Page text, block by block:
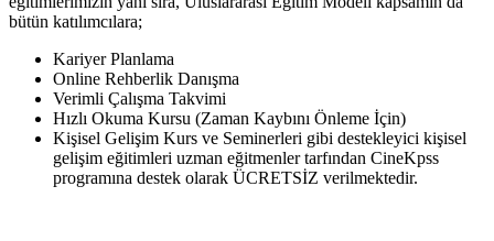
bütün katılımcılara;
Kariyer Planlama
Online Rehberlik Danışma
Verimli Çalışma Takvimi
Hızlı Okuma Kursu (Zaman Kaybını Önleme İçin)
Kişisel Gelişim Kurs ve Seminerleri gibi destekleyici kişisel
gelişim eğitimleri uzman eğitmenler tarfından CineKpss
programına destek olarak ÜCRETSİZ verilmektedir.